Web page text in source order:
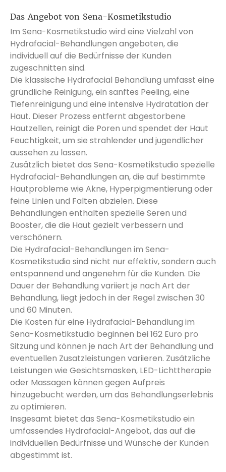
Das Angebot von Sena-Kosmetikstudio
Im Sena-Kosmetikstudio wird eine Vielzahl von
Hydrafacial-Behandlungen angeboten, die
individuell auf die Bedürfnisse der Kunden
zugeschnitten sind.
Die klassische Hydrafacial Behandlung umfasst eine
gründliche Reinigung, ein sanftes Peeling, eine
Tiefenreinigung und eine intensive Hydratation der
Haut. Dieser Prozess entfernt abgestorbene
Hautzellen, reinigt die Poren und spendet der Haut
Feuchtigkeit, um sie strahlender und jugendlicher
aussehen zu lassen.
Zusätzlich bietet das Sena-Kosmetikstudio spezielle
Hydrafacial-Behandlungen an, die auf bestimmte
Hautprobleme wie Akne, Hyperpigmentierung oder
feine Linien und Falten abzielen. Diese
Behandlungen enthalten spezielle Seren und
Booster, die die Haut gezielt verbessern und
verschönern.
Die Hydrafacial-Behandlungen im Sena-
Kosmetikstudio sind nicht nur effektiv, sondern auch
entspannend und angenehm für die Kunden. Die
Dauer der Behandlung variiert je nach Art der
Behandlung, liegt jedoch in der Regel zwischen 30
und 60 Minuten.
Die Kosten für eine Hydrafacial-Behandlung im
Sena-Kosmetikstudio beginnen bei 162 Euro pro
Sitzung und können je nach Art der Behandlung und
eventuellen Zusatzleistungen variieren. Zusätzliche
Leistungen wie Gesichtsmasken, LED-Lichttherapie
oder Massagen können gegen Aufpreis
hinzugebucht werden, um das Behandlungserlebnis
zu optimieren.
Insgesamt bietet das Sena-Kosmetikstudio ein
umfassendes Hydrafacial-Angebot, das auf die
individuellen Bedürfnisse und Wünsche der Kunden
abgestimmt ist.